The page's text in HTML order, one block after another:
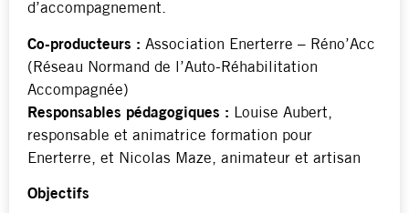
d’accompagnement.
Co-producteurs : Association Enerterre – Réno’Acc
(Réseau Normand de l’Auto-Réhabilitation
Accompagnée)
Responsables pédagogiques : Louise Aubert,
responsable et animatrice formation pour
Enerterre, et Nicolas Maze, animateur et artisan
Objectifs